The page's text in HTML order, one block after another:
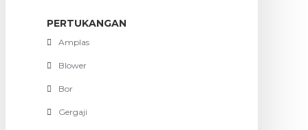
PERTUKANGAN
Amplas
Blower
Bor
Gergaji